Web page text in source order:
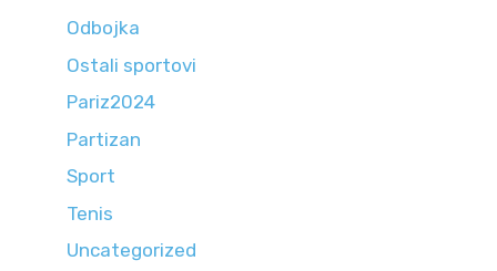
Odbojka
Ostali sportovi
Pariz2024
Partizan
Sport
Tenis
Uncategorized